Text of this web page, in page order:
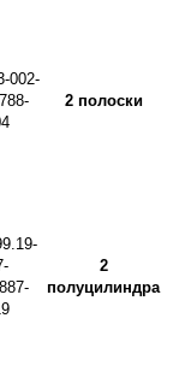
002-
2 полоски
2
полуцилиндра